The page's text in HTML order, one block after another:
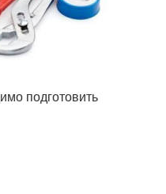
подготовить